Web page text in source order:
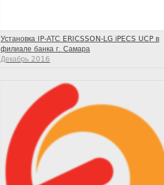
Установка IP-АТС ERICSSON-LG iPECS UCP в
филиале банка г. Самара
Декабрь 2016